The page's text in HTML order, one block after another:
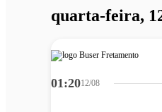
quarta-feira,
01:2012/08